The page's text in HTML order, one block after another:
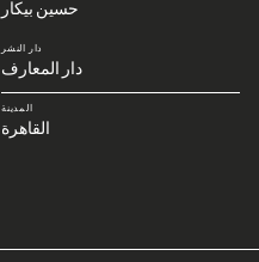
حسين بيكار
دار النشر
دار المعارف
المدينة
القاهرة